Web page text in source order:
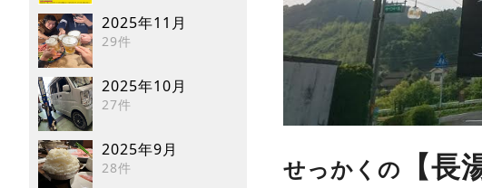
2025年11月
29件
2025年10月
27件
2025年9月
28件 せっかくの 【長